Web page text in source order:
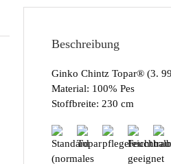
Beschreibung
Ginko Chintz Topar® (3.
Material: 100% Pes
Stoffbreite: 230 cm